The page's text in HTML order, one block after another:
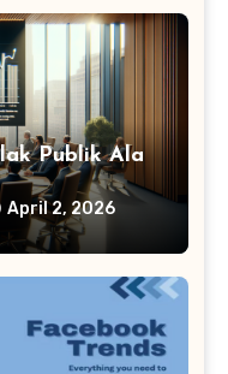
Publik Ala
April 2, 2026